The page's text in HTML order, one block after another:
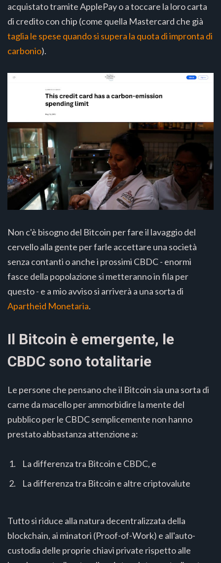
acquistato tramite ApplePay o a toccare la loro carta
di credito con chip (come quella Mastercard che già
taglia le spese quando si supera la quota di impronta di
carbonio).
Non c'è bisogno del Bitcoin per fare il lavaggio del
cervello alla gente per farle accettare una società
senza contanti o anche i prossimi CBDC - enormi
fasce della popolazione si metteranno in fila per
questo - e a mio avviso si arriverà a una sorta di
Apartheid Monetaria.
Il Bitcoin è emergente, le
CBDC sono totalitarie
Le persone che pensano che il Bitcoin sia una sorta di
carne da macello per ammorbidire la mente del
pubblico per le CBDC semplicemente non hanno
prestato abbastanza attenzione a:
La differenza tra Bitcoin e CBDC, e
La differenza tra Bitcoin e altre criptovalute
Tutto si riduce alla natura decentralizzata della
blockchain, ai minatori (Proof-of-Work) e all'auto-
custodia delle proprie chiavi private rispetto alle